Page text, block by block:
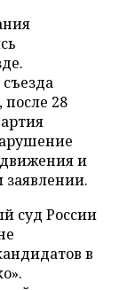
28
и
заявлении.
суд России
в